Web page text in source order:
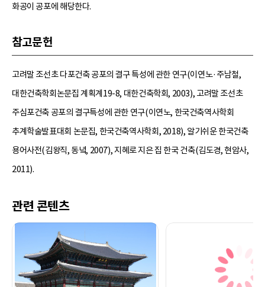
화공이 공포에 해당한다.
참고문헌
고려말 조선초 다포건축 공포의 결구 특성에 관한 연구(이연노·주남철,
대한건축학회논문집 계획계19-8, 대한건축학회, 2003), 고려말 조선초
주심포건축 공포의 결구특성에 관한 연구(이연노, 한국건축역사학회
추계학술발표대회 논문집, 한국건축역사학회, 2018), 알기쉬운 한국건축
용어사전(김왕직, 동녘, 2007), 지혜로 지은 집 한국 건축(김도경, 현암사,
2011).
관련 콘텐츠